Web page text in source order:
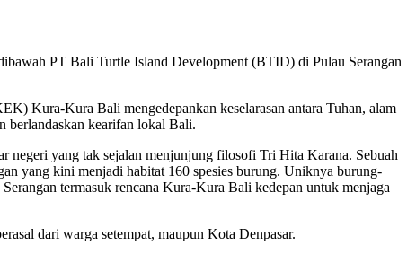
PT Bali Turtle Island Development (BTID) di Pulau Serangan
Kura-Kura Bali mengedepankan keselarasan antara Tuhan, alam
berlandaskan kearifan lokal Bali.
yang tak sejalan menjunjung filosofi Tri Hita Karana. Sebuah
yang kini menjadi habitat 160 spesies burung. Uniknya burung-
termasuk rencana Kura-Kura Bali kedepan untuk menjaga
dari warga setempat, maupun Kota Denpasar.